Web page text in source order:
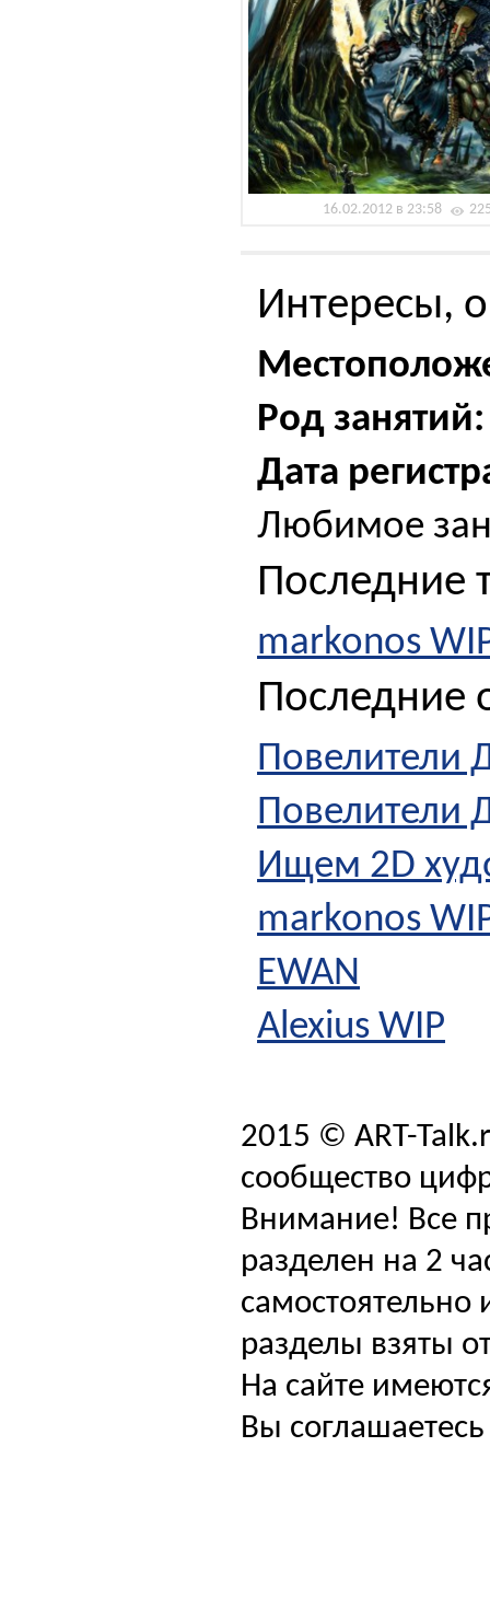
16.02.2012 в 23:58
Интересы,
Род занятий:
Дата
Любимое
Последние
markonos
Последние
Повелители
Повелители
Ищем 2D
markonos
EWAN
Alexius WIP
2015 © ART-
сообщество
Внимание! Все
разделен на 2
самостоятельно
разделы взяты
На сайте
Вы